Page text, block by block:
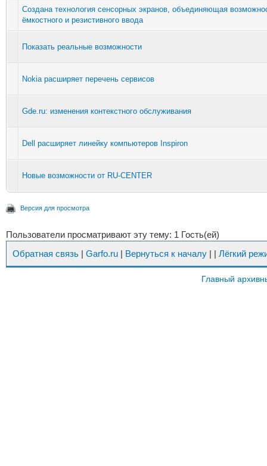
Создана технология сенсорных экранов, объединяющая
ёмкостного и резистивного ввода
Показать реальные возможности
Nokia расширяет перечень сервисов
Gde.ru: изменения контекстного обслуживания
Dell расширяет линейку компьютеров Inspiron
Новые возможности от RU-CENTER
Версия для просмотра
Пользователи просматривают эту тему: 1 Гость(ей)
Обратная связь | Garfo.ru | Вернуться к началу | | Лёгкий
Главный